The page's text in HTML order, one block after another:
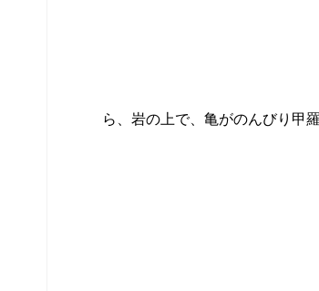
ら、岩の上で、亀がのんびり甲